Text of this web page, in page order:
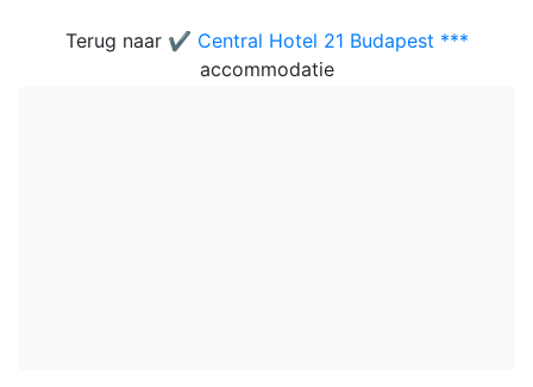
Terug naar ✔️ Central Hotel 21 Budapest ***
accommodatie